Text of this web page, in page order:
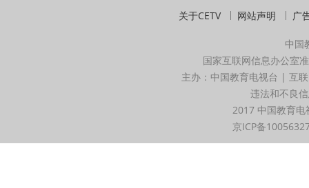
关于CETV 网站声明 广
中国
国家互联网信息办公室
主办：中国教育电视台 | 互
违法和不良
2017 中国教育
京ICP备